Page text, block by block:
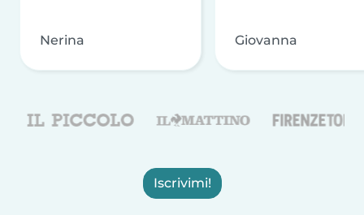
Nerina Giovanna
Iscrivimi!